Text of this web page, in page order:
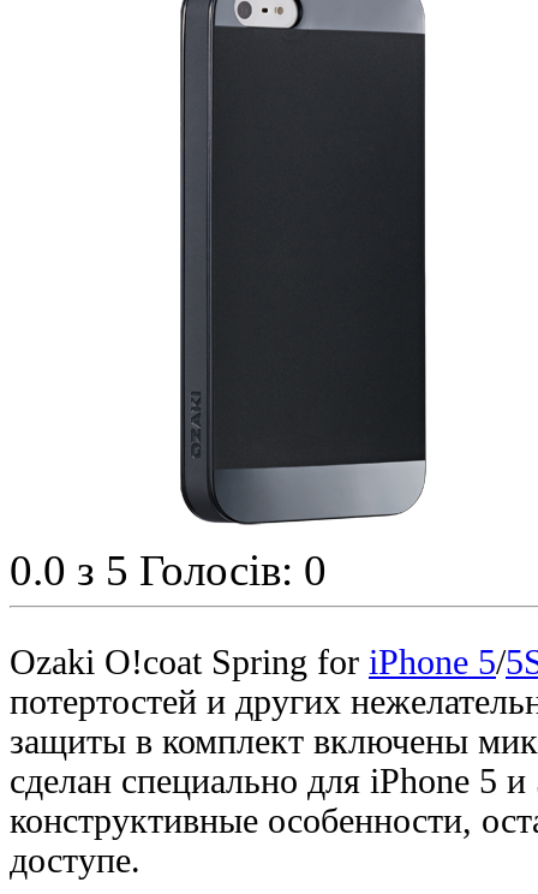
0.0 з 5 Голосів: 0
Ozaki O!coat Spring for iPhone 5/
потертостей и других
защиты в комплект включены
сделан специально для iPhone 5
конструктивные особенности,
доступе.